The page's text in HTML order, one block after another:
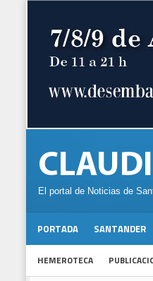
El portal de Noticias de
PORTADA SANTANDER
HEMEROTECA